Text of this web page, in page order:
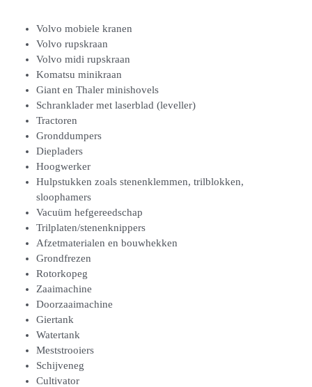
Volvo mobiele kranen
Volvo rupskraan
Volvo midi rupskraan
Komatsu minikraan
Giant en Thaler minishovels
Schranklader met laserblad (leveller)
Tractoren
Gronddumpers
Diepladers
Hoogwerker
Hulpstukken zoals stenenklemmen, trilblokken,
sloophamers
Vacuüm hefgereedschap
Trilplaten/stenenknippers
Afzetmaterialen en bouwhekken
Grondfrezen
Rotorkopeg
Zaaimachine
Doorzaaimachine
Giertank
Watertank
Meststrooiers
Schijveneg
Cultivator